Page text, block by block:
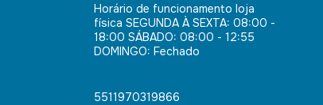
Horário de funcionamento loja
física SEGUNDA À SEXTA: 08:00 -
18:00 SÁBADO: 08:00 - 12:55
DOMINGO: Fechado
5511970319866